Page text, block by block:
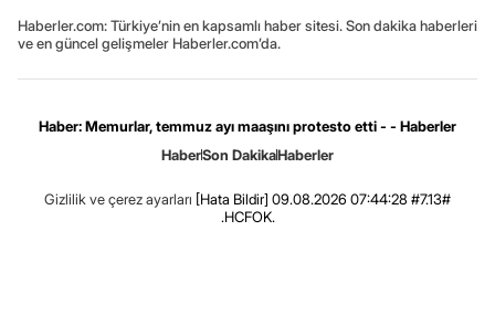
Haberler.com: Türkiye’nin en kapsamlı haber sitesi. Son dakika haberleri
ve en güncel gelişmeler Haberler.com’da.
Haber: Memurlar, temmuz ayı maaşını protesto etti - - Haberler
HaberSon DakikaHaberler
Gizlilik ve çerez ayarları [Hata Bildir] 09.08.2026 07:44:28 #7.13#
.HCFOK.